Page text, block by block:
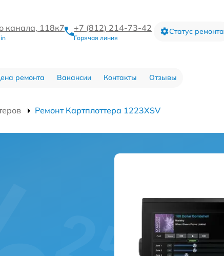
канала, 118к7 +7 (812) 214-73-42
Горячая линия
Статус ремонта
ремонта Вакансии Контакты Отзывы
Ремонт Картплоттера 1223XSV